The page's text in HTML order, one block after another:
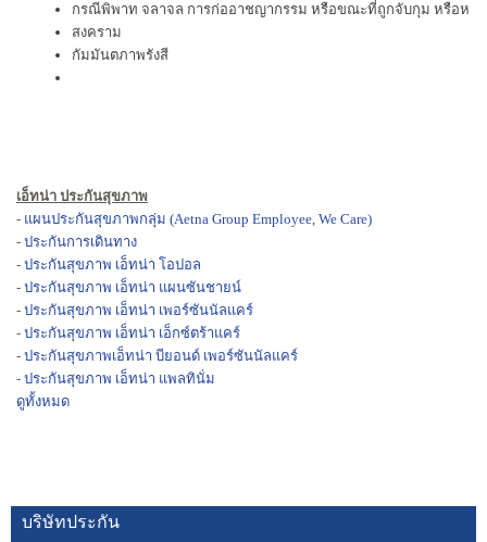
กรณีพิพาท จลาจล การก่ออาชญากรรม หรือขณะที่ถูกจับกุม หรือหล
สงคราม
กัมมันตภาพรังสี
เอ็ทน่า ประกันสุขภาพ
- แผนประกันสุขภาพกลุ่ม (Aetna Group Employee, We Care)
- ประกันการเดินทาง
- ประกันสุขภาพ เอ็ทน่า โอปอล
- ประกันสุขภาพ เอ็ทน่า แผนซันชายน์
- ประกันสุขภาพ เอ็ทน่า เพอร์ซันนัลแคร์
- ประกันสุขภาพ เอ็ทน่า เอ็กซ์ตร้าแคร์
- ประกันสุขภาพเอ็ทน่า บียอนด์ เพอร์ซันนัลแคร์
- ประกันสุขภาพ เอ็ทน่า แพลทินั่ม
ดูทั้งหมด
บริษัทประกัน